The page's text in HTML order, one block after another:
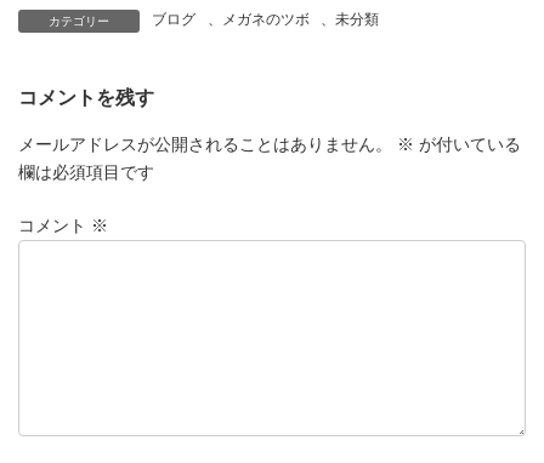
カテゴリー ブログ 、 メガネのツボ 、未分類
コメントを残す
メールアドレスが公開されることはありません。 ※ が付いている
欄は必須項目です
コメント ※